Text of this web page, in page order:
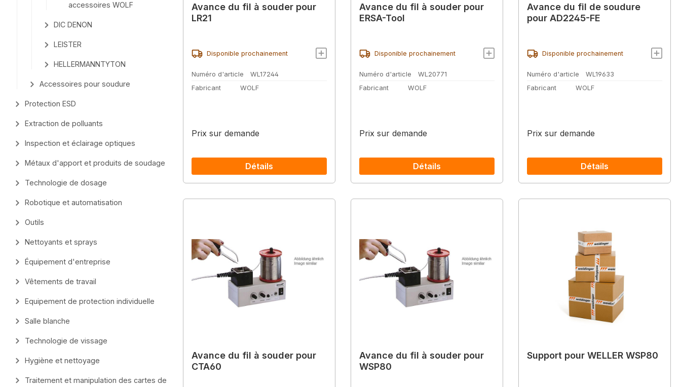
accessoires WOLF
DIC DENON
LEISTER
HELLERMANNTYTON
Accessoires pour soudure
Protection ESD
Extraction de polluants
Inspection et éclairage optiques
Métaux d'apport et produits de soudage
Technologie de dosage
Robotique et automatisation
Outils
Nettoyants et sprays
Équipement d'entreprise
Vêtements de travail
Equipement de protection individuelle
Salle blanche
Technologie de vissage
Hygiène et nettoyage
Traitement et manipulation des cartes de
Avance du fil à souder pour
LR21
Disponible prochainement
Numéro d'article
WL17244
Fabricant
WOLF
Prix sur demande
Détails
Avance du fil à souder pour
ERSA-Tool
Disponible prochainement
Numéro d'article
WL20771
Fabricant
WOLF
Prix sur demande
Détails
Avance du fil de soudure
pour AD2245-FE
Disponible prochainement
Numéro d'article
WL19633
Fabricant
WOLF
Prix sur demande
Détails
Avance du fil à souder pour
CTA60
Avance du fil à souder pour
WSP80
Support pour WELLER WSP80